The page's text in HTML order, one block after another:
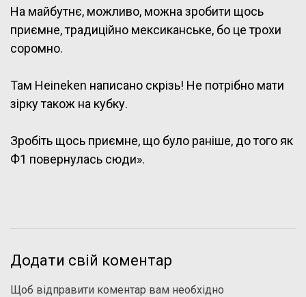
На майбутнє, можливо, можна зробити щось
приємне, традиційно мексиканське, бо це трохи
соромно.
Там Heineken написано скрізь! Не потрібно мати
зірку також на кубку.
Зробіть щось приємне, що було раніше, до того як
Ф1 повернулась сюди».
Додати свій коментар
Щоб відправити коментар вам необхідно